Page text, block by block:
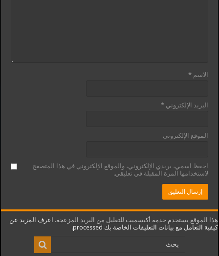
الاسم*
البريد الإلكتروني*
الموقع الإلكتروني
احفظ اسمي، بريدي الإلكتروني، والموقع الإلكتروني في هذا المتصفح
لاستخدامها المرة المقبلة في تعليقي.
هذا الموقع يستخدم خدمة أكيسميت للتقليل من البريد المزعجة. اعرف المزيد عن
كيفية التعامل مع بيانات التعليقات الخاصة بك processed
.